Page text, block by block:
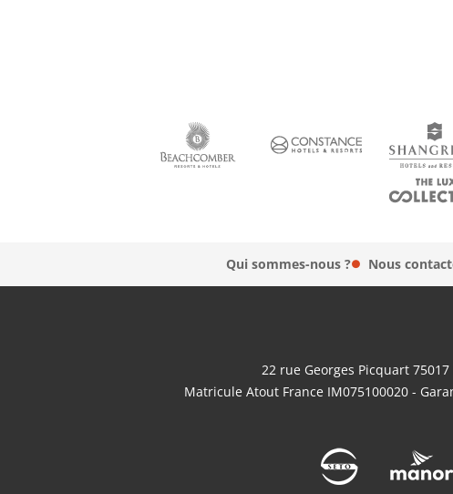
Qui sommes-nous ? Nous
22 rue Georges Picquart 75017
Matricule Atout France IM075100020 -